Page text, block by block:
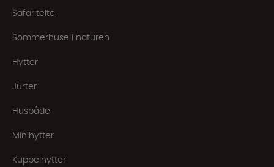
Safaritelte
Sommerhuse i naturen
Hytter
Jurter
Husbåde
Minihytter
Kuppelhytter